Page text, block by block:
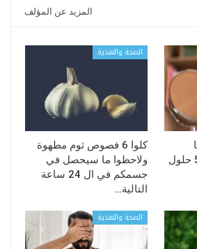
المزيد عن المؤلف
أمعاؤكم المريضة ( و5 حلول
الصحة والتغذية
كلوا 6 فصوص ثوم مطهوة
ولاحظوا ما سيحصل في
جسمكم في ال 24 ساعة
التالية…
الصحة والتغذية